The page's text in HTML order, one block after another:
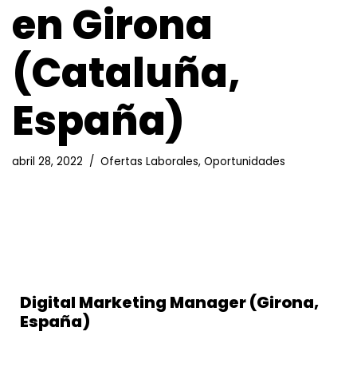
en Girona
(Cataluña,
España)
abril 28, 2022 Ofertas Laborales, Oportunidades
Digital Marketing Manager (Girona,
España)